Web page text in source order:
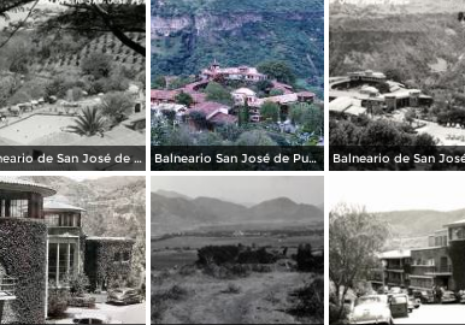
Balneario de San José de Purúa Balneario San José de Purúa (1958)